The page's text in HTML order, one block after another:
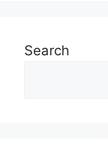
Search